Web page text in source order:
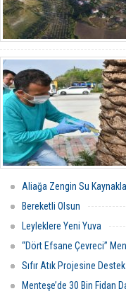
Aliağa Zengin Su
Bereketli Olsun
Leyleklere Yeni Yuva
“Dört Efsane Çevreci”
Sıfır Atık Projesine Destek
Menteşe’de 30 Bin Fidan